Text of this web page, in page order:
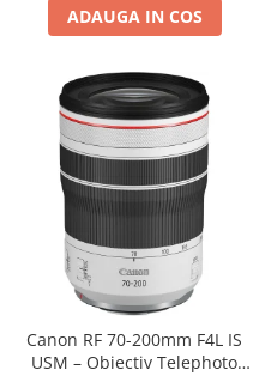
Tablete grafice
Alimentatoare 220V
Cabluri
Carcase de tip Cage, pentru
integrare in sisteme video
complexe
Curatare Senzor
Huse de ploaie
Microfoane / Reportofoane
Nivela patina
ADAUGA IN COS
Canon RF 70-200mm F4L IS
USM – Obiectiv Telephoto